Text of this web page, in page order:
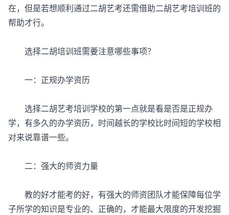
在，但是若想顺利通过二胡艺考还需借助二胡艺考培训班的
帮助才行。
选择二胡培训班需要注意哪些事项？
一：正规办学资历
选择二胡艺考培训学校的第一点就是看是否是正规办
学，有多久的办学资历，时间越长的学校比时间短的学校相
对来说靠谱一些。
二：强大的师资力量
教的好才能考的好，有强大的师资团队才能保障每位学
子所学的知识是专业的、正确的，才能最大限度的开发挖掘